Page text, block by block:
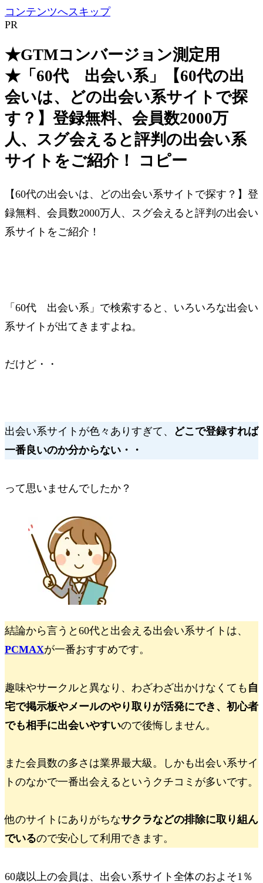
コンテンツへスキップ
PR
★GTMコンバージョン測定用
★「60代 出会い系」【60代の出
会いは、どの出会い系サイトで探
す？】登録無料、会員数2000万
人、スグ会えると評判の出会い系
サイトをご紹介！ コピー
【60代の出会いは、どの出会い系サイトで探す？】登
録無料、会員数2000万人、スグ会えると評判の出会い
系サイトをご紹介！
「60代 出会い系」で検索すると、いろいろな出会い
系サイトが出てきますよね。
だけど・・
出会い系サイトが色々ありすぎて、 どこで登録すれば
一番良いのか分からない・・
って思いませんでしたか？
結論から言うと 60代と出会える出会い系サイトは、
PCMAXが一番おすすめです。
趣味やサークルと異なり、わざわざ出かけなくても 自
宅で掲示板やメールのやり取りが活発にでき、初心者
でも相手に出会いやすいので後悔しません。
また会員数の多さは業界最大級。しかも出会い系サイ
トのなかで一番出会えるというクチコミが多いです。
他のサイトにありがちなサクラなどの排除に取り組ん
でいるので安心して利用できます。
60歳以上の会員は、出会い系サイト全体のおよそ1％